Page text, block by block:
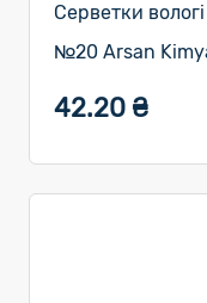
Серветки
№20 Arsan
42.20 ₴